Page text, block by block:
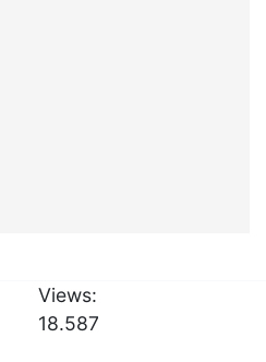
Views:
18.587